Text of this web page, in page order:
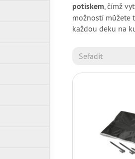
potiskem, čímž
možností můžete
každou deku na
Seřadit